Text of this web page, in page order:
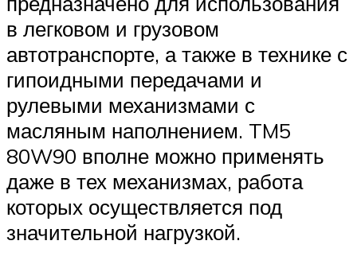
в легковом и грузовом
автотранспорте, а также в технике с
гипоидными передачами и
рулевыми механизмами с
масляным наполнением. TM5
80W90 вполне можно применять
даже в тех механизмах, работа
которых осуществляется под
значительной нагрузкой.